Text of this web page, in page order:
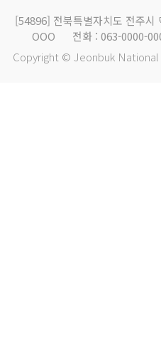
[54896] 전북특별자치도 전주시
OOO
전화 : 063-0000-
Copyright © Jeonbuk